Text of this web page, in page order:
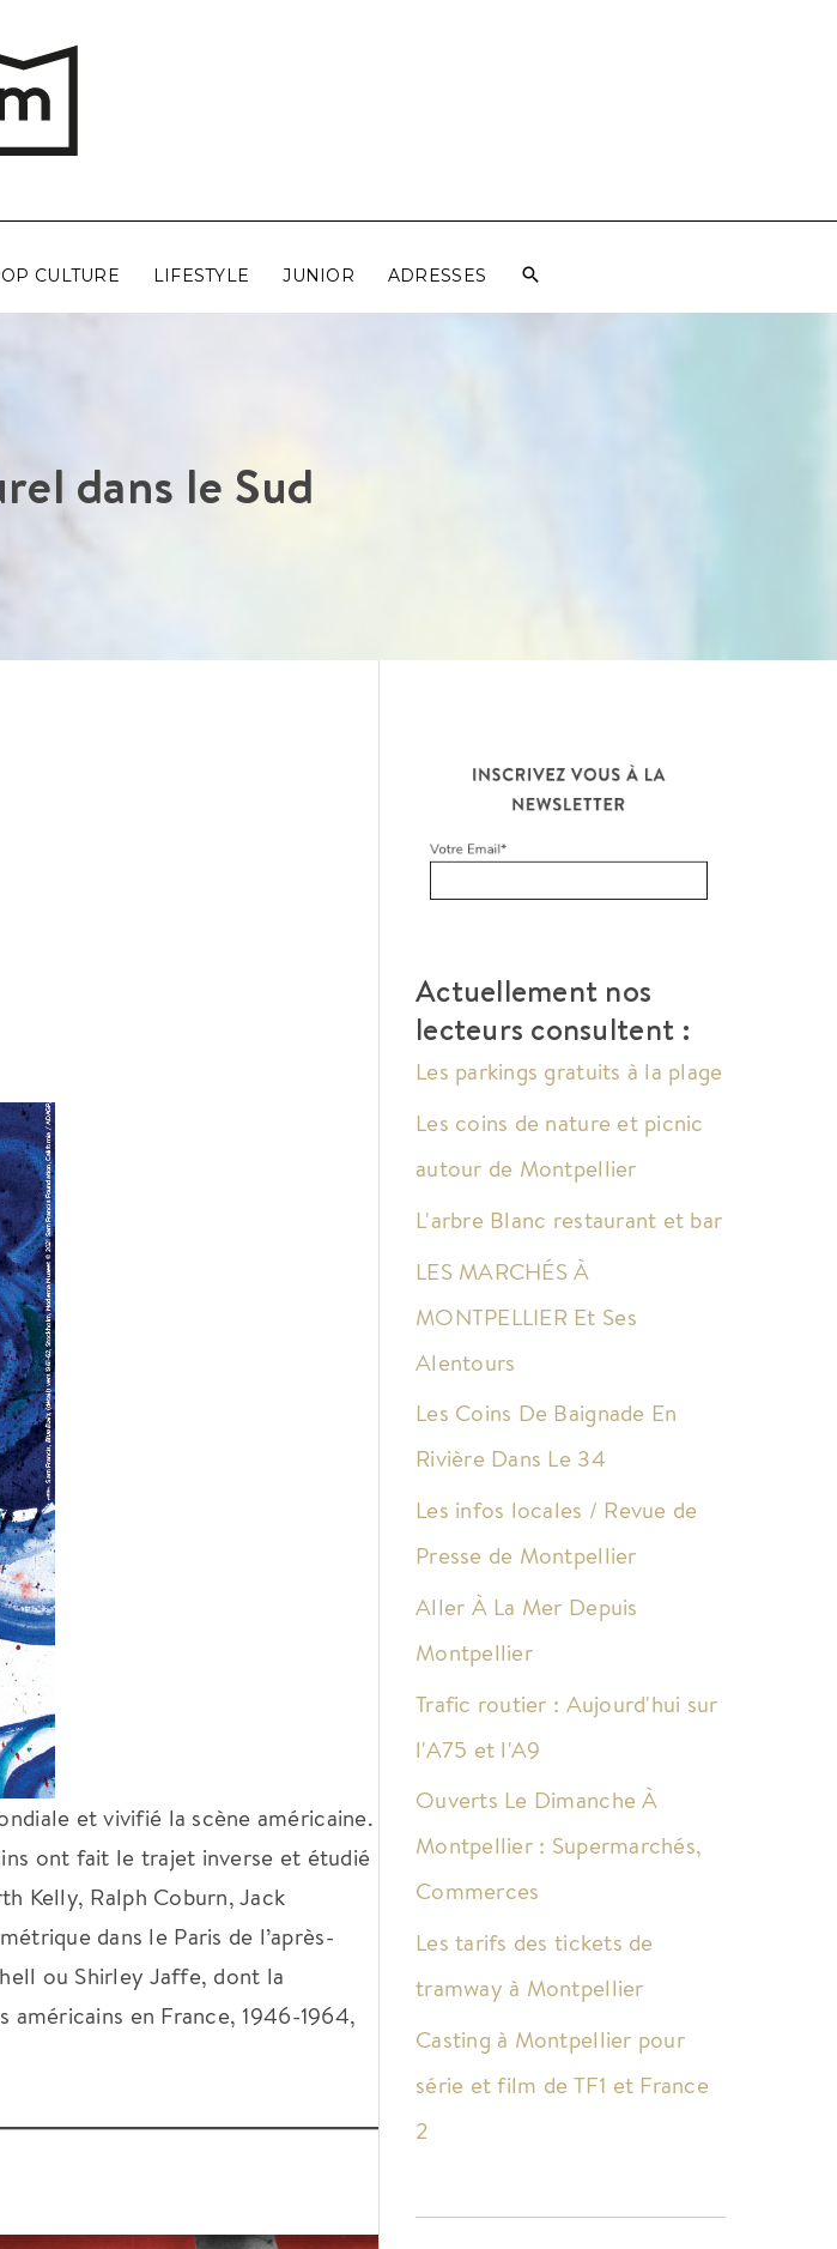
CULTURE LIFESTYLE JUNIOR ADRESSES
dans le Sud
et vivifié la scène américaine.
ont fait le trajet inverse et étudié
Kelly, Ralph Coburn, Jack
dans le Paris de l’après-
ou Shirley Jaffe, dont la
en France, 1946-1964,
Actuellement nos
lecteurs consultent :
Les parkings gratuits à la plage
Les coins de nature et picnic
autour de Montpellier
L'arbre Blanc restaurant et bar
LES MARCHÉS À
MONTPELLIER Et Ses
Alentours
Les Coins De Baignade En
Rivière Dans Le 34
Les infos locales / Revue de
Presse de Montpellier
Aller À La Mer Depuis
Montpellier
Trafic routier : Aujourd'hui sur
l'A75 et l'A9
Ouverts Le Dimanche À
Montpellier : Supermarchés,
Commerces
Les tarifs des tickets de
tramway à Montpellier
Casting à Montpellier pour
série et film de TF1 et France
2